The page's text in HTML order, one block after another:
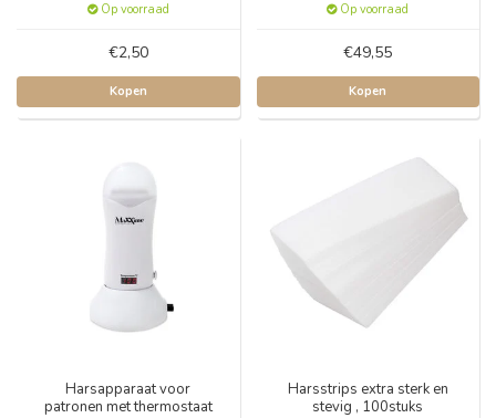
Op voorraad
€2,50
Kopen
Op voorraad
€49,55
Kopen
Harsapparaat voor
patronen met thermostaat
Harsstrips extra sterk en
stevig , 100stuks